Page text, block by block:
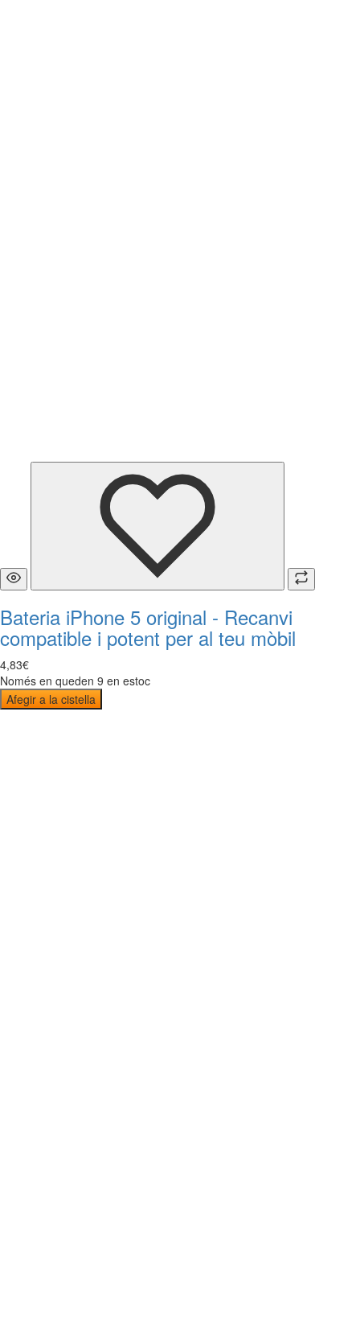
Bateria iPhone 5 original - Recanvi
compatible i potent per al teu mòbil
4,83€
Només en queden 9 en estoc
Afegir a la cistella